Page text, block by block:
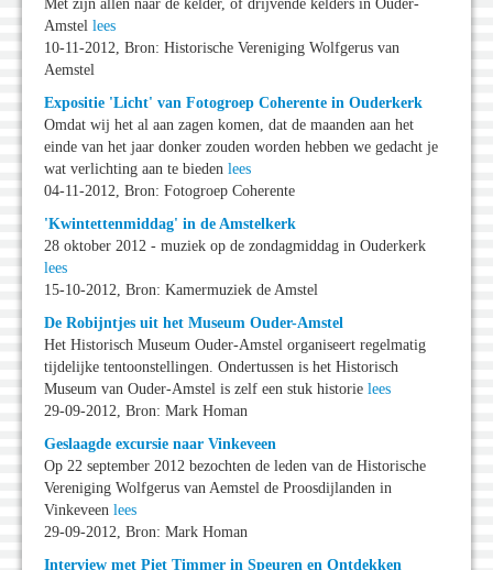
Met zijn allen naar de kelder, of drijvende kelders in Ouder-
Amstel lees
10-11-2012, Bron: Historische Vereniging Wolfgerus van
Aemstel
Expositie 'Licht' van Fotogroep Coherente in Ouderkerk
Omdat wij het al aan zagen komen, dat de maanden aan het
einde van het jaar donker zouden worden hebben we gedacht je
wat verlichting aan te bieden lees
04-11-2012, Bron: Fotogroep Coherente
'Kwintettenmiddag' in de Amstelkerk
28 oktober 2012 - muziek op de zondagmiddag in Ouderkerk
lees
15-10-2012, Bron: Kamermuziek de Amstel
De Robijntjes uit het Museum Ouder-Amstel
Het Historisch Museum Ouder-Amstel organiseert regelmatig
tijdelijke tentoonstellingen. Ondertussen is het Historisch
Museum van Ouder-Amstel is zelf een stuk historie lees
29-09-2012, Bron: Mark Homan
Geslaagde excursie naar Vinkeveen
Op 22 september 2012 bezochten de leden van de Historische
Vereniging Wolfgerus van Aemstel de Proosdijlanden in
Vinkeveen lees
29-09-2012, Bron: Mark Homan
Interview met Piet Timmer in Speuren en Ontdekken